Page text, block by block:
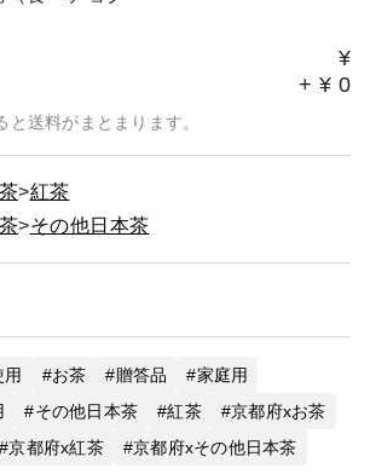
節もお好みの温度と濃さでお楽しみ頂け
楽しみ頂けたら嬉しいです♡
さりありがとうございます!!
茶
順次対応させていただきます。
特記事項にお書きください。対応できな
すm(__)m）
¥
+ ¥ 0
と送料がまとまります。
紅茶
その他日本茶
お茶 贈答品
家庭用
その他日本茶 紅茶
京都府xお茶
京都府x紅茶 京都府xその他日本茶